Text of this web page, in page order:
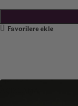
Favorilere ekle